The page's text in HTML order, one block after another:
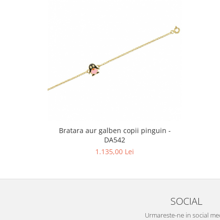
Bratara aur galben copii pinguin -
DA542
1.135,00 Lei
SOCIAL
Urmareste-ne in social